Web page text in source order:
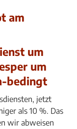
am
um
um
bedingt
jetzt
als 10 %. Das
wir abweisen